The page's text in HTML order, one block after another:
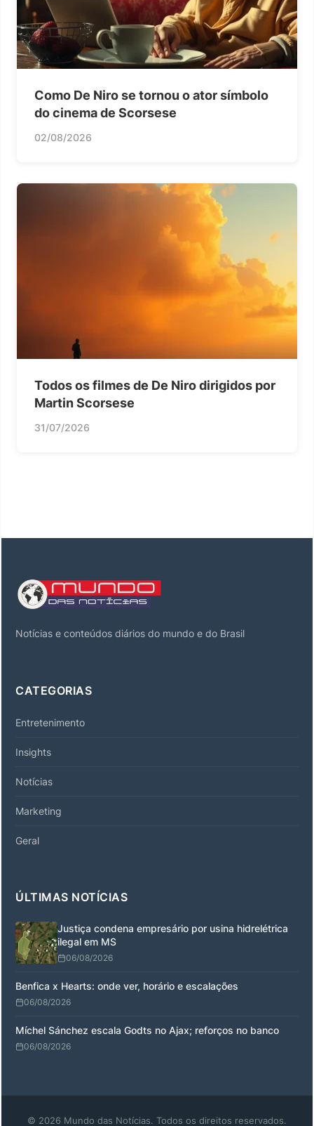
Como De Niro se tornou o ator símbolo
do cinema de Scorsese
02/08/2026
Todos os filmes de De Niro dirigidos por
Martin Scorsese
31/07/2026
Notícias e conteúdos diários do mundo e do Brasil
CATEGORIAS
Entretenimento
Insights
Notícias
Marketing
Geral
ÚLTIMAS NOTÍCIAS
Justiça condena empresário por usina hidrelétrica
ilegal em MS
06/08/2026
Benfica x Hearts: onde ver, horário e escalações
06/08/2026
Míchel Sánchez escala Godts no Ajax; reforços no banco
06/08/2026
© 2026 Mundo das Notícias. Todos os direitos reservados.